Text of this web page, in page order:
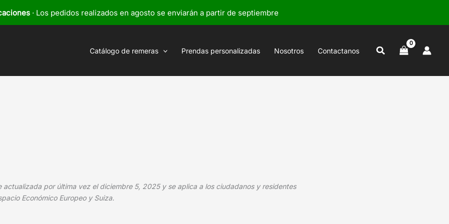
· Los pedidos realizados en agosto se enviarán a partir de septiembre
Catálogo de remeras Prendas personalizadas Nosotros Contactanos Buscar
actualizada por última vez el diciembre 5, 2025 y se aplica a los ciudadanos y residentes
Económico Europeo y Suiza.